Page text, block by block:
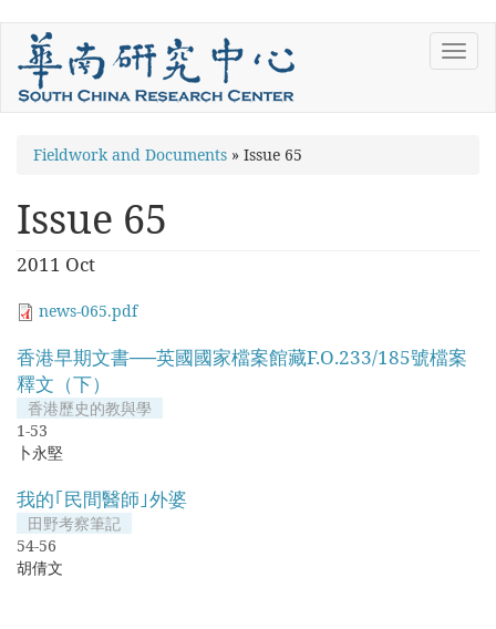
Skip
main
content
You
here
Fieldwork and Documents » Issue 65
Issue 65
2011 Oct
news-065.pdf
香港早期文書──英國國家檔案館藏F.O.233/185號檔案
釋文（下）
香港歷史的教與學
1-53
卜永堅
我的｢民間醫師｣外婆
田野考察筆記
54-56
胡倩文